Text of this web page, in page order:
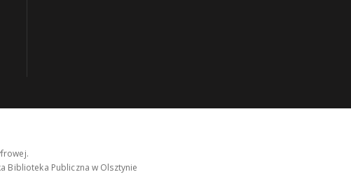
Biblioteka Publiczna w Olsztynie